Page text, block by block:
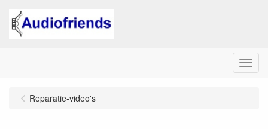
Menu
Reparatie-video's